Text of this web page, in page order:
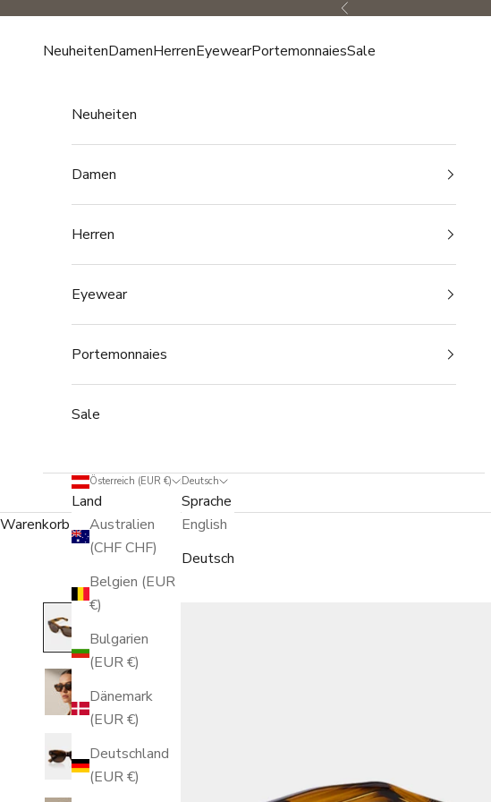
Zurück
NeuheitenDamenHerrenEyewearPortemonnaiesSale
Neuheiten
Damen
Herren
Eyewear
Portemonnaies
Sale
Österreich (EUR €)
Land
Australien
(CHF CHF)
Belgien (EUR
€)
Bulgarien
(EUR €)
Dänemark
(EUR €)
Deutschland
(EUR €)
Deutsch
Sprache
English
Deutsch
Warenkorb